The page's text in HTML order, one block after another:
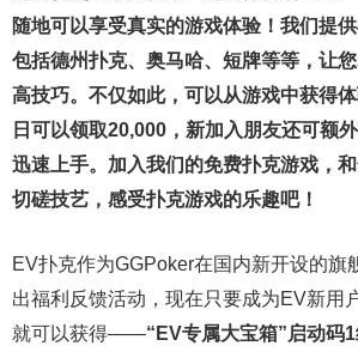
随地可以享受真实的游戏体验！我们提
包括德州扑克、奥马哈、短牌等等，让
高技巧。不仅如此， 可以从游戏中获得
日可以领取20,000，新加入朋友还可额
迅速上手。 加入我们的免费扑克游戏，
切磋技艺，感受扑克游戏的乐趣吧！
EV扑克作为GGPoker在国内新开设的旗
出福利反馈活动，现在只要成为EV新用
就可以获得——“EV专属大宝箱”启动码1